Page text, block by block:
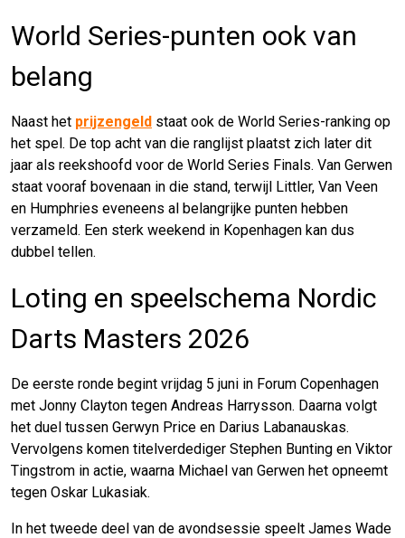
World Series-punten ook van
belang
Naast het prijzengeld staat ook de World Series-ranking op
het spel. De top acht van die ranglijst plaatst zich later dit
jaar als reekshoofd voor de World Series Finals. Van Gerwen
staat vooraf bovenaan in die stand, terwijl Littler, Van Veen
en Humphries eveneens al belangrijke punten hebben
verzameld. Een sterk weekend in Kopenhagen kan dus
dubbel tellen.
Loting en speelschema Nordic
Darts Masters 2026
De eerste ronde begint vrijdag 5 juni in Forum Copenhagen
met Jonny Clayton tegen Andreas Harrysson. Daarna volgt
het duel tussen Gerwyn Price en Darius Labanauskas.
Vervolgens komen titelverdediger Stephen Bunting en Viktor
Tingstrom in actie, waarna Michael van Gerwen het opneemt
tegen Oskar Lukasiak.
In het tweede deel van de avondsessie speelt James Wade